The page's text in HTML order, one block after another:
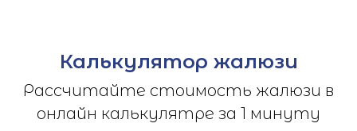
Калькулятор жалюзи
Рассчитайте стоимость жалюзи в
онлайн калькулятре за 1 минуту